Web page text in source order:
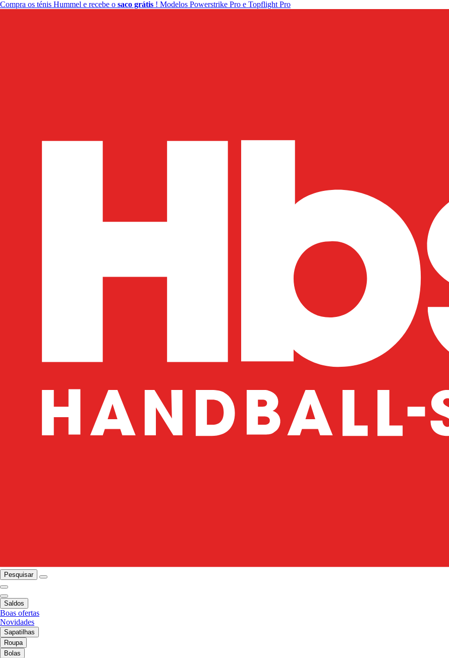
Compra os ténis Hummel e recebe o saco grátis ! Modelos Powerstrike Pro e Topflight Pro
Pesquisar
Saldos
Boas ofertas
Novidades
Sapatilhas
Roupa
Bolas